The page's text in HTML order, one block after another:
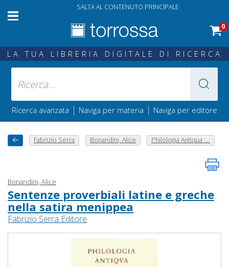
SALTA AL CONTENUTO PRINCIPALE
0
LA TUA LIBRERIA DIGITALE DI RICERCA
Ricerca avanzata | Naviga per materia | Naviga per editore
Fabrizio Serra Bonandini, Alice Philologia Antiqua :...
Bonandini, Alice
Sentenze proverbiali latine e greche
nella satira menippea
Fabrizio Serra Editore